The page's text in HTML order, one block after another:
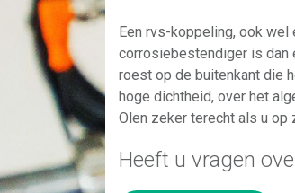
Een rvs-koppeling, ook
corrosiebestendiger is dan
roest op de buitenkant die
hoge dichtheid, over het
Olen zeker terecht als u op
Heeft u vragen